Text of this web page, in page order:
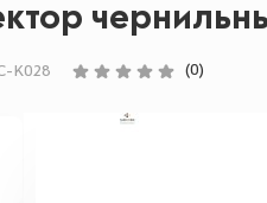
K028 (0)